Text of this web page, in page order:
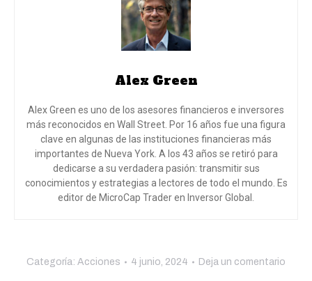
Alex Green
Alex Green es uno de los asesores financieros e inversores
más reconocidos en Wall Street. Por 16 años fue una figura
clave en algunas de las instituciones financieras más
importantes de Nueva York. A los 43 años se retiró para
dedicarse a su verdadera pasión: transmitir sus
conocimientos y estrategias a lectores de todo el mundo. Es
editor de MicroCap Trader en Inversor Global.
Categoría: Acciones 4 junio, 2024 Deja un comentario